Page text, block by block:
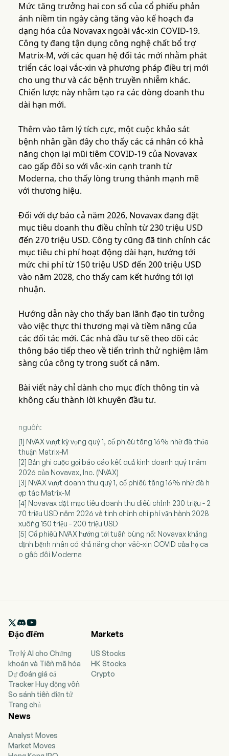
Mức tăng trưởng hai con số của cổ phiếu phản
ánh niềm tin ngày càng tăng vào kế hoạch đa
dạng hóa của Novavax ngoài vắc-xin COVID-19.
Công ty đang tận dụng công nghệ chất bổ trợ
Matrix-M, với các quan hệ đối tác mới nhằm phát
triển các loại vắc-xin và phương pháp điều trị mới
cho ung thư và các bệnh truyền nhiễm khác.
Chiến lược này nhằm tạo ra các dòng doanh thu
dài hạn mới.
Thêm vào tâm lý tích cực, một cuộc khảo sát
bệnh nhân gần đây cho thấy các cá nhân có khả
năng chọn lại mũi tiêm COVID-19 của Novavax
cao gấp đôi so với vắc-xin cạnh tranh từ
Moderna, cho thấy lòng trung thành mạnh mẽ
với thương hiệu.
Đối với dự báo cả năm 2026, Novavax đang đặt
mục tiêu doanh thu điều chỉnh từ 230 triệu USD
đến 270 triệu USD. Công ty cũng đã tinh chỉnh các
mục tiêu chi phí hoạt động dài hạn, hướng tới
mức chi phí từ 150 triệu USD đến 200 triệu USD
vào năm 2028, cho thấy cam kết hướng tới lợi
nhuận.
Hướng dẫn này cho thấy ban lãnh đạo tin tưởng
vào việc thực thi thương mại và tiềm năng của
các đối tác mới. Các nhà đầu tư sẽ theo dõi các
thông báo tiếp theo về tiến trình thử nghiệm lâm
sàng của công ty trong suốt cả năm.
Bài viết này chỉ dành cho mục đích thông tin và
không cấu thành lời khuyên đầu tư.
nguồn:
[1] NVAX vượt kỳ vọng quý 1, cổ phiếu tăng 16% nhờ đà thỏa
thuận Matrix-M
[2] Bản ghi cuộc gọi báo cáo kết quả kinh doanh quý 1 năm
2026 của Novavax, Inc. (NVAX)
[3] NVAX vượt doanh thu quý 1, cổ phiếu tăng 16% nhờ đà h
ợp tác Matrix-M
[4] Novavax đặt mục tiêu doanh thu điều chỉnh 230 triệu - 2
70 triệu USD năm 2026 và tinh chỉnh chi phí vận hành 2028
xuống 150 triệu - 200 triệu USD
[5] Cổ phiếu NVAX hướng tới tuần bùng nổ: Novavax khẳng
định bệnh nhân có khả năng chọn vắc-xin COVID của họ ca
o gấp đôi Moderna

Đặc điểm
Trợ lý AI cho Chứng
khoán và Tiền mã hóa
Dự đoán giá cả
Tracker Huy động vốn
So sánh tiền điện tử
Trang chủ
Markets
US Stocks
HK Stocks
Crypto
News
Analyst Moves
Market Moves